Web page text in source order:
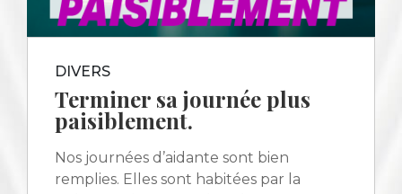
DIVERS
Terminer sa journée plus
paisiblement.
Nos journées d’aidante sont bien
remplies. Elles sont habitées par la